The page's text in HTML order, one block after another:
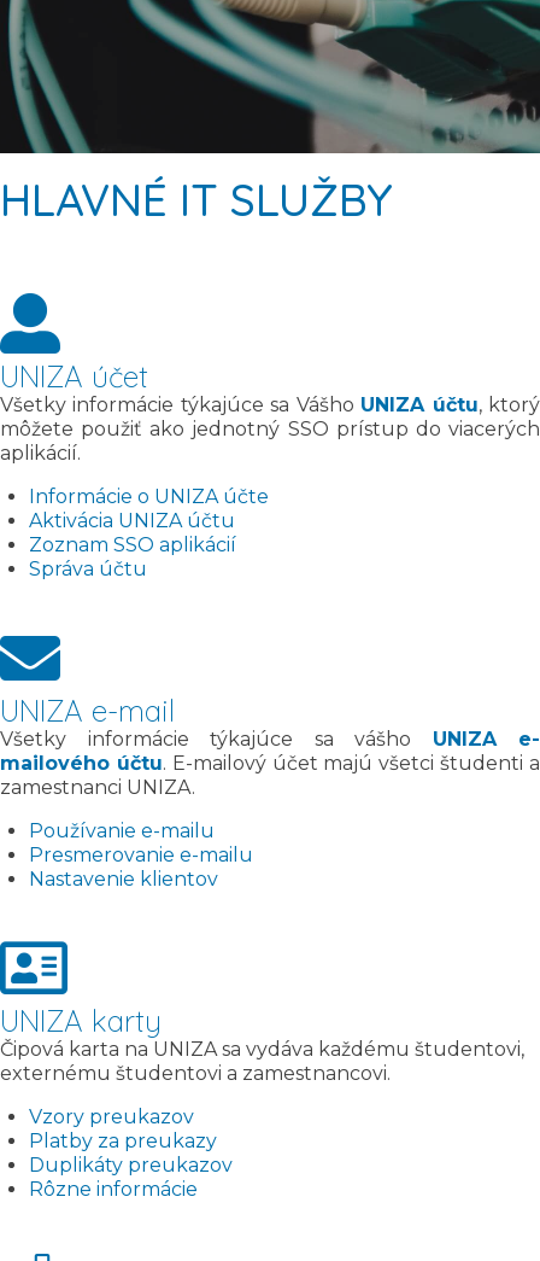
HLAVNÉ IT SLUŽBY
UNIZA účet
Všetky informácie týkajúce sa Vášho UNIZA účtu, ktorý
môžete použiť ako jednotný SSO prístup do viacerých
aplikácií.
Informácie o UNIZA účte
Aktivácia UNIZA účtu
Zoznam SSO aplikácií
Správa účtu
UNIZA e-mail
Všetky informácie týkajúce sa vášho UNIZA e-
mailového účtu. E-mailový účet majú všetci študenti a
zamestnanci UNIZA.
Používanie e-mailu
Presmerovanie e-mailu
Nastavenie klientov
UNIZA karty
Čipová karta na UNIZA sa vydáva každému študentovi,
externému študentovi a zamestnancovi.
Vzory preukazov
Platby za preukazy
Duplikáty preukazov
Rôzne informácie